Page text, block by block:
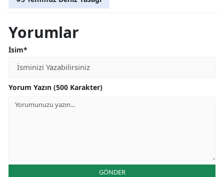
Yorumlar
İsim*
Yorum Yazın (500 Karakter)
GÖNDER